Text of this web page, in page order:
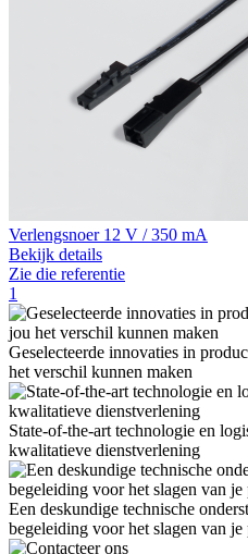
Verlengsnoer 12 V / 350 mA
Bekijk details
Zie die referentie
1
Geselecteerde innovaties in
het verschil kunnen maken
State-of-the-art technologie en
kwalitatieve dienstverlening
Een deskundige technische
begeleiding voor het slagen van je